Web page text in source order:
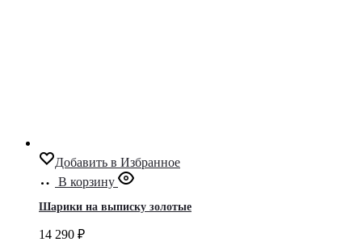
Добавить в Избранное
В корзину
Шарики на выписку золотые
14 290 ₽